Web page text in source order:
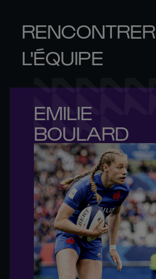
RENCONTRER
L'ÉQUIPE
EMILIE
BOULARD